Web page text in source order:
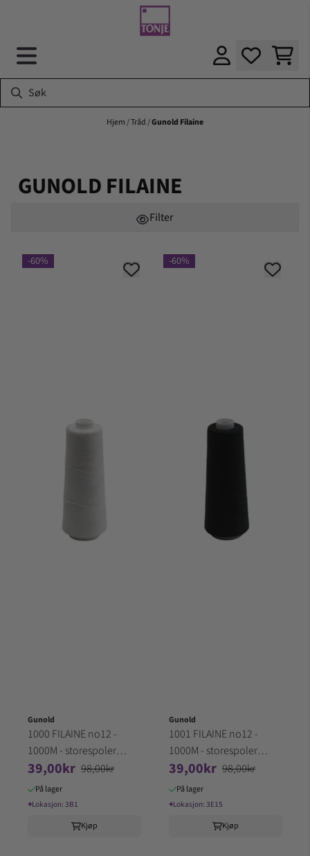
Hjem/Tråd/Gunold Filaine
GUNOLD FILAINE
Filter
-60%
Gunold
1000 FILAINE no12 -
1000M - storespoler
100% Akryl (3B1)
39,00kr 98,00kr
På lager
⌖Lokasjon: 3B1
Kjøp
-60%
Gunold
1001 FILAINE no12 -
1000M - storespoler
100% Akryl (3E15)
39,00kr 98,00kr
På lager
⌖Lokasjon: 3E15
Kjøp